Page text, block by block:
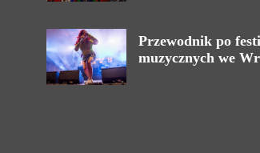
Przewodnik po
muzycznych we